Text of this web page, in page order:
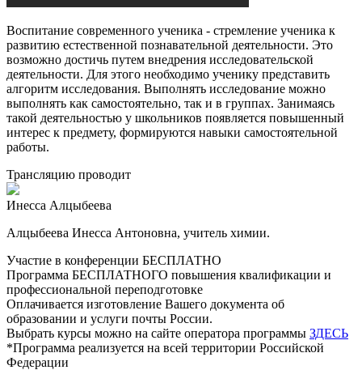
Воспитание современного ученика - стремление ученика к
развитию естественной познавательной деятельности. Это
возможно достичь путем внедрения исследовательской
деятельности. Для этого необходимо ученику представить
алгоритм исследования. Выполнять исследование можно
выполнять как самостоятельно, так и в группах. Занимаясь
такой деятельностью у школьников появляется повышенный
интерес к предмету, формируются навыки самостоятельной
работы.
Трансляцию проводит
Инесса Алцыбеева
Алцыбеева Инесса Антоновна, учитель химии.
Участие в конференции БЕСПЛАТНО
Программа БЕСПЛАТНОГО повышения квалификации и
профессиональной переподготовке
Оплачивается изготовление Вашего документа об
образовании и услуги почты России.
Выбрать курсы можно на сайте оператора программы ЗДЕСЬ
*Программа реализуется на всей территории Российской
Федерации